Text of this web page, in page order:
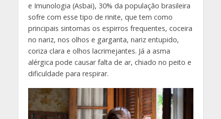
e Imunologia (Asbai), 30% da população brasileira
sofre com esse tipo de rinite, que tem como
principais sintomas os espirros frequentes, coceira
no nariz, nos olhos e garganta, nariz entupido,
coriza clara e olhos lacrimejantes. Já a asma
alérgica pode causar falta de ar, chiado no peito e
dificuldade para respirar.